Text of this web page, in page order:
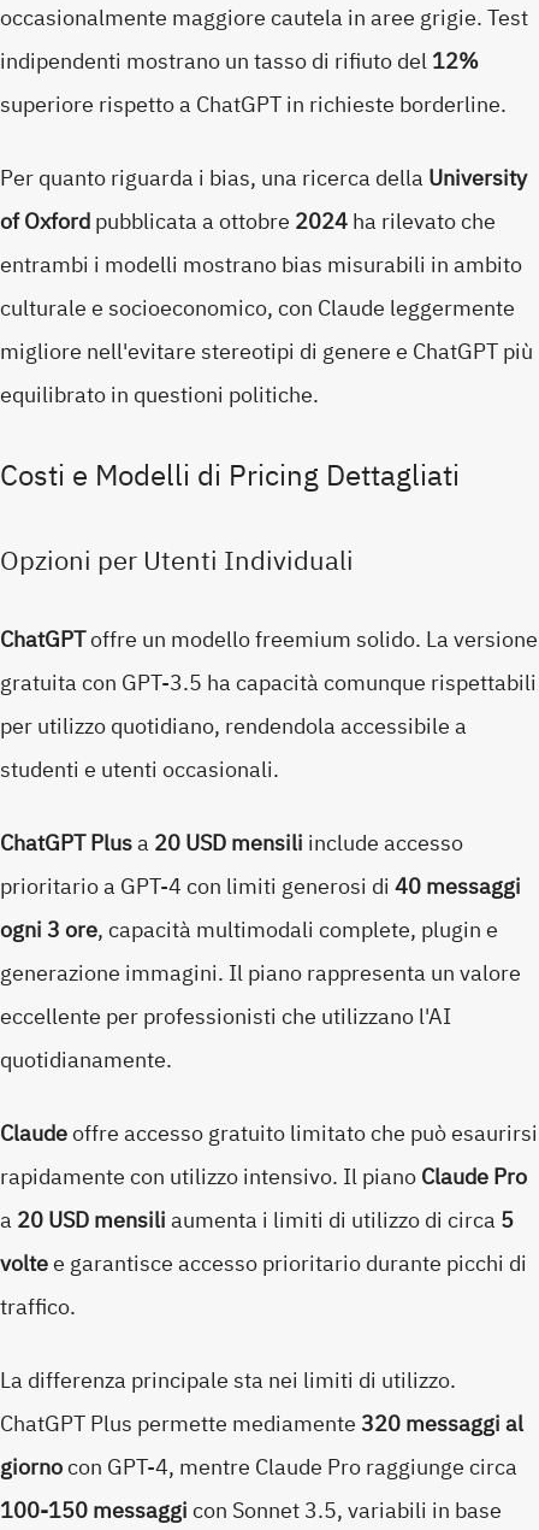
occasionalmente maggiore cautela in aree grigie. Test
indipendenti mostrano un tasso di rifiuto del12%
superiore rispetto a ChatGPT in richieste borderline.
Per quanto riguarda i bias, una ricerca della University
of Oxfordpubblicata a ottobre 2024ha rilevato che
entrambi i modelli mostrano bias misurabili in ambito
culturale e socioeconomico, con Claude leggermente
migliore nell'evitare stereotipi di genere e ChatGPT più
equilibrato in questioni politiche.
Costi e Modelli di Pricing Dettagliati
Opzioni per Utenti Individuali
ChatGPToffre un modello freemium solido. La versione
gratuita con GPT-3.5 ha capacità comunque rispettabili
per utilizzo quotidiano, rendendola accessibile a
studenti e utenti occasionali.
ChatGPT Plusa 20 USD mensili include accesso
prioritario a GPT-4 con limiti generosi di 40 messaggi
ogni 3 ore, capacità multimodali complete, plugin e
generazione immagini. Il piano rappresenta un valore
eccellente per professionisti che utilizzano l'AI
quotidianamente.
Claudeoffre accesso gratuito limitato che può esaurirsi
rapidamente con utilizzo intensivo. Il pianoClaude Pro
a 20 USD mensiliaumenta i limiti di utilizzo di circa 5
voltee garantisce accesso prioritario durante picchi di
traffico.
La differenza principale sta nei limiti di utilizzo.
ChatGPT Plus permette mediamente320 messaggi al
giornocon GPT-4, mentre Claude Pro raggiunge circa
100-150 messaggicon Sonnet 3.5, variabili in base